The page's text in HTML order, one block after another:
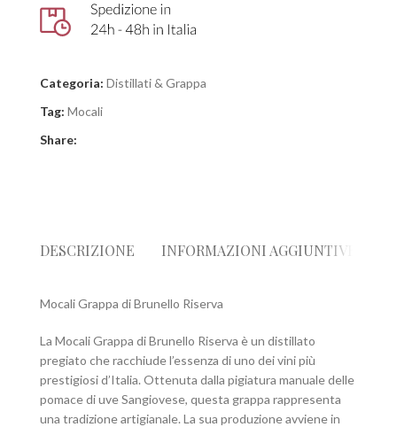
Categoria: Distillati & Grappa
Tag: Mocali
Share:
DESCRIZIONE INFORMAZIONI AGGIUNTIVE
Mocali Grappa di Brunello Riserva
La Mocali Grappa di Brunello Riserva è un distillato
pregiato che racchiude l’essenza di uno dei vini più
prestigiosi d’Italia. Ottenuta dalla pigiatura manuale delle
pomace di uve Sangiovese, questa grappa rappresenta
una tradizione artigianale. La sua produzione avviene in